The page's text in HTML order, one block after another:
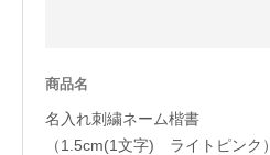
会員サービス
商品名
名入れ刺繍ネーム楷書
（1.5cm(1文字) ライトピンク）